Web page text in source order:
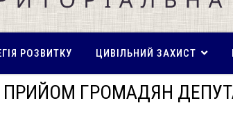
РОЗВИТКУ ЦИВІЛЬНИЙ ЗАХИСТ
ГРОМАДЯН